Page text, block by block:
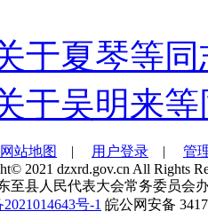
于夏琴等
于吴明来
网站地图 | 用户登录 | 管
2021 dzxrd.gov.cn All Rights
至县人民代表大会常务委员会
号-1 皖公网安备